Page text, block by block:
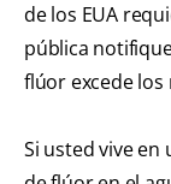
de los EUA
pública
flúor excede los
Si usted vive en